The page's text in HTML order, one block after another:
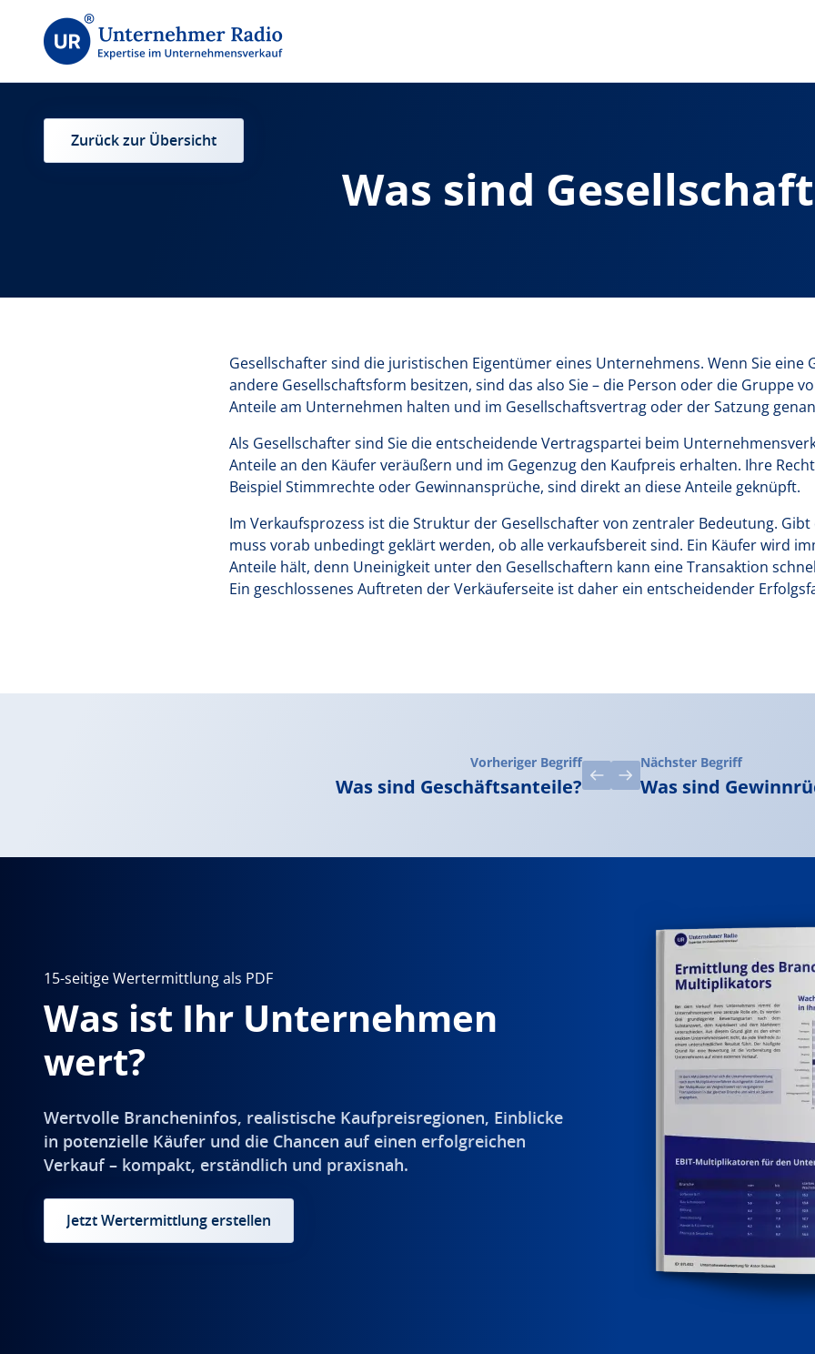
Zurück zur Übersicht
Was sind
Gesellschafter sind die juristischen Eigentümer eines Unternehmens. Wenn Sie eine
andere Gesellschaftsform besitzen, sind das also Sie – die Person oder die Gruppe
Anteile am Unternehmen halten und im Gesellschaftsvertrag oder der Satzung
Als Gesellschafter sind Sie die entscheidende Vertragspartei beim
Anteile an den Käufer veräußern und im Gegenzug den Kaufpreis erhalten. Ihre
Beispiel Stimmrechte oder Gewinnansprüche, sind direkt an diese Anteile geknüpft.
Im Verkaufsprozess ist die Struktur der Gesellschafter von zentraler Bedeutung.
muss vorab unbedingt geklärt werden, ob alle verkaufsbereit sind. Ein Käufer wird
Anteile hält, denn Uneinigkeit unter den Gesellschaftern kann eine Transaktion
Ein geschlossenes Auftreten der Verkäuferseite ist daher ein entscheidender
Vorheriger Begriff
Was sind Geschäftsanteile?
Nächster Begriff
Was sind
15-seitige Wertermittlung als PDF
Was ist Ihr Unternehmen
wert?
Wertvolle Brancheninfos, realistische Kaufpreisregionen, Einblicke
in potenzielle Käufer und die Chancen auf einen erfolgreichen
Verkauf – kompakt, erständlich und praxisnah.
Jetzt Wertermittlung erstellen